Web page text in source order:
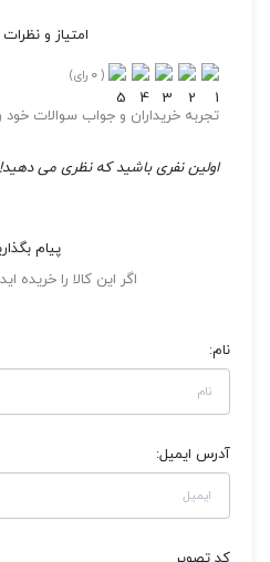
امتیاز و نظرات
(
0 رای)
تجربه خریداران و جواب سوالات خود
اولین نفری باشید که نظری می دهید!
پیام
اگر این کالا را خریده
نام:
آدرس ایمیل: